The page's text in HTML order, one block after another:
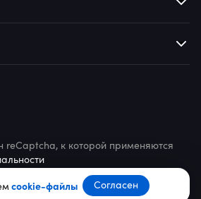
cookie-файлы Согласен
к которой применяются